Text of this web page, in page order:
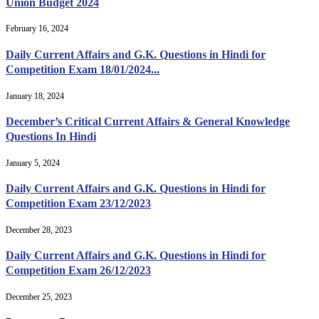
February 16, 2024
Daily Current Affairs and G.K. Questions in Hindi for
Competition Exam 18/01/2024...
January 18, 2024
December’s Critical Current Affairs & General Knowledge
Questions In Hindi
January 5, 2024
Daily Current Affairs and G.K. Questions in Hindi for
Competition Exam 23/12/2023
December 28, 2023
Daily Current Affairs and G.K. Questions in Hindi for
Competition Exam 26/12/2023
December 25, 2023